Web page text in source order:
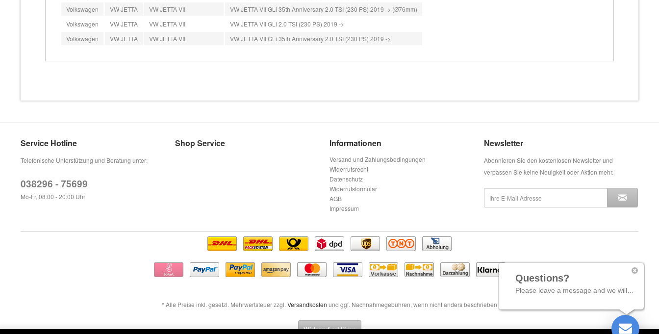
Volkswagen
VW JETTA VW JETTA VII
VW JETTA VII GLi 35th Anniversary 2.0 TSI (230 PS) 2019 -> (Ø76mm)
Volkswagen
VW JETTA VW JETTA VII
VW JETTA VII GLi 2.0 TSI (230 PS) 2019 ->
Volkswagen
VW JETTA VW JETTA VII VW JETTA VII GLi 35th Anniversary 2.0 TSI (230 PS) 2019 ->
Service Hotline
Telefonische Unterstützung und Beratung unter:
038296 - 75699
Mo-Fr, 08:00 - 20:00 Uhr
Shop Service Informationen
Versand und Zahlungsbedingungen
Widerrufsrecht
Datenschutz
Widerrufsformular
AGB
Impressum
Newsletter
Abonnieren Sie den kostenlosen Newsletter und
verpassen Sie keine Neuigkeit oder Aktion mehr.
* Alle Preise inkl. gesetzl. Mehrwertsteuer zzgl. Versandkosten und ggf. Nachnahmegebühren, wenn nicht anders beschrieben
Widerruf erklären
Questions?